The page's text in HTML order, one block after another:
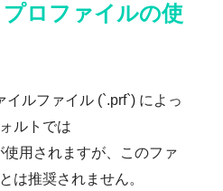
ロファイルの使
イルファイル (`.prf`) によっ
ルトでは
使用されますが、このファ
は推奨されません。